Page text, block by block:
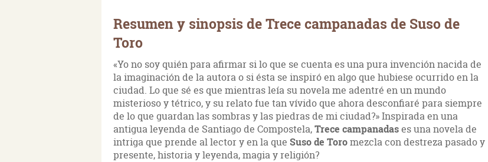
Resumen y sinopsis de Trece campanadas de Suso de
Toro
«Yo no soy quién para afirmar si lo que se cuenta es una pura invención nacida de
la imaginación de la autora o si ésta se inspiró en algo que hubiese ocurrido en la
ciudad. Lo que sé es que mientras leía su novela me adentré en un mundo
misterioso y tétrico, y su relato fue tan vívido que ahora desconfiaré para siempre
de lo que guardan las sombras y las piedras de mi ciudad?» Inspirada en una
antigua leyenda de Santiago de Compostela,Trece campanadases una novela de
intriga que prende al lector y en la que Suso de Toromezcla con destreza pasado y
presente, historia y leyenda, magia y religión?